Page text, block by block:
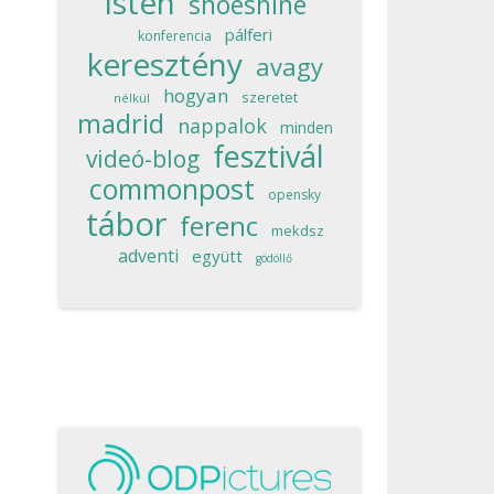
konferencia pálferi
keresztény avagy
nélkül hogyan szeretet
madrid nappalok minden
videó-blog fesztivál
commonpost opensky
tábor ferenc mekdsz
adventi együtt gödöllő